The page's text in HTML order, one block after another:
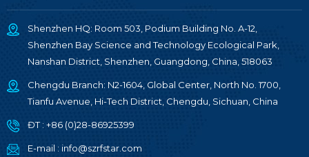
Shenzhen HQ: Room 503, Podium Building No. A-12,
Shenzhen Bay Science and Technology Ecological Park,
Nanshan District, Shenzhen, Guangdong, China, 518063
Chengdu Branch: N2-1604, Global Center, North No. 1700,
Tianfu Avenue, Hi-Tech District, Chengdu, Sichuan, China
ĐT : +86 (0)28-86925399
E-mail : info@szrfstar.com